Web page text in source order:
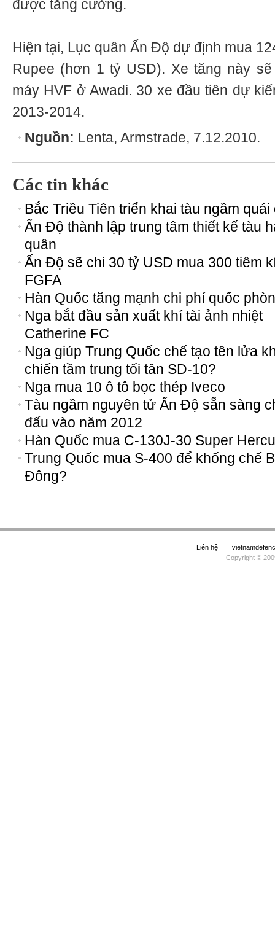
được tăng cường.
Hiện tại, Lục quân Ấn Độ dự định mua
Rupee (hơn 1 tỷ USD). Xe tăng này
máy HVF ở Awadi. 30 xe đầu tiên dự
2013-2014.
Nguồn: Lenta, Armstrade, 7.12.2010.
Các tin khác
Bắc Triều Tiên triển khai tàu ngầm quái
Ấn Độ thành lập trung tâm thiết kế tàu
quân
Ấn Độ sẽ chi 30 tỷ USD mua 300 tiêm
FGFA
Hàn Quốc tăng mạnh chi phí quốc
Nga bắt đầu sản xuất khí tài ảnh nhiệt
Catherine FC
Nga giúp Trung Quốc chế tạo tên lửa
chiến tầm trung tối tân SD-10?
Nga mua 10 ô tô bọc thép Iveco
Tàu ngầm nguyên tử Ấn Độ sẵn sàng
đấu vào năm 2012
Hàn Quốc mua C-130J-30 Super
Trung Quốc mua S-400 để khống chế
Đông?
Liên hệ
Copyright ©